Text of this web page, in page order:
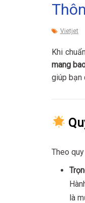
Vietjet
Khi
mang
giúp bạn
Theo
là